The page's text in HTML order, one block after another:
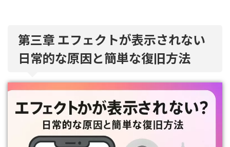
第三章 エフェクトが表示されない
日常的な原因と簡単な復旧方法